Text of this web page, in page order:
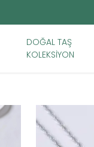
DOĞAL TAŞ
KOLEKSİYON